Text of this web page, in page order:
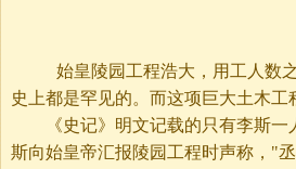
始皇陵园工程浩大，用工人数之
史上都是罕见的。而这项巨大土木工
《史记》明文记载的只有李斯一
斯向始皇帝汇报陵园工程时声称，"